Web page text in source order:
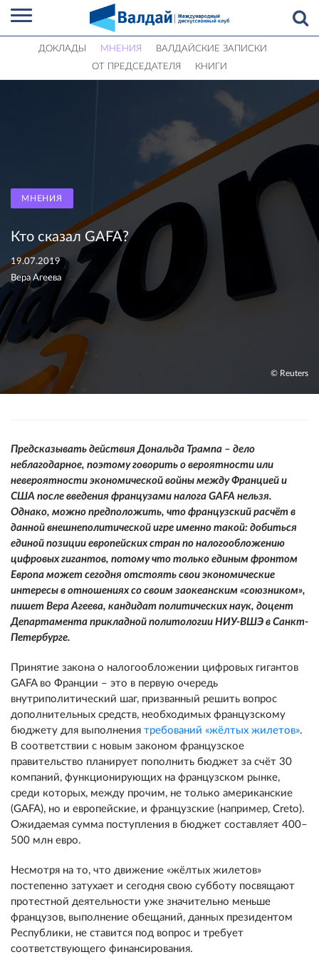
ДОКЛАДЫ МНЕНИЯ
ВАЛДАЙСКИЕ ЗАПИСКИ
ОТ ПРЕДСЕДАТЕЛЯ
КНИГИ
МНЕНИЯ
Кто сказал GAFA?
19.07.2019
Вера Агеева
© Reuters
Предсказывать действия Дональда Трампа – дело
неблагодарное, поэтому говорить о вероятности или
невероятности экономической войны между Францией и
США после введения французами налога GAFA нельзя.
Однако, можно предположить, что французский расчёт в
данной внешнеполитической игре именно такой: добиться
единой позиции европейских стран по налогообложению
цифровых гигантов, потому что только единым фронтом
Европа может сегодня отстоять свои экономические
интересы в отношениях со своим заокеанским «союзником»,
пишет Вера Агеева, кандидат политических наук, доцент
Департамента прикладной политологии НИУ-ВШЭ в Санкт-
Петербурге.
Принятие закона о налогообложении цифровых гигантов
GAFA во Франции – это в первую очередь
внутриполитический шаг, призванный решить вопрос
дополнительных средств, необходимых французскому
бюджету для выполнения требований «жёлтых жилетов».
В соответствии с новым законом французское
правительство планирует пополнить бюджет за счёт 30
компаний, функционирующих на французском рынке,
среди которых, между прочим, не только американские
(GAFA), но и европейские, и французские (например, Creto).
Ожидаемая сумма поступления в бюджет составляет 400–
500 млн евро.
Несмотря на то, что движение «жёлтых жилетов»
постепенно затухает и сегодня свою субботу посвящают
протестной деятельности уже значительно меньше
французов, выполнение обещаний, данных президентом
Республики, не ставится под вопрос и требует
соответствующего финансирования.